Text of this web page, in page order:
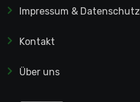
Impressum & Datenschutz
Kontakt
Über uns